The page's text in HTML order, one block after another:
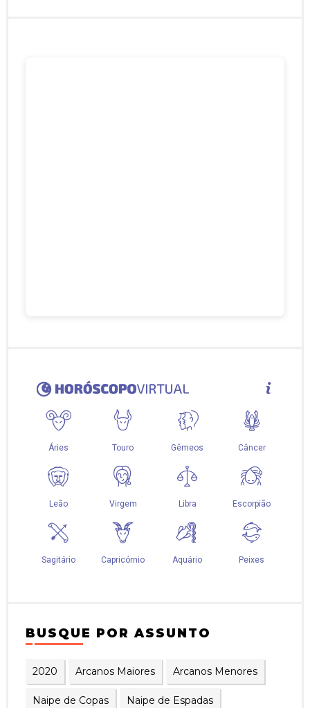
BUSQUE POR ASSUNTO
2020 Arcanos Maiores Arcanos Menores
Naipe de Copas Naipe de Espadas